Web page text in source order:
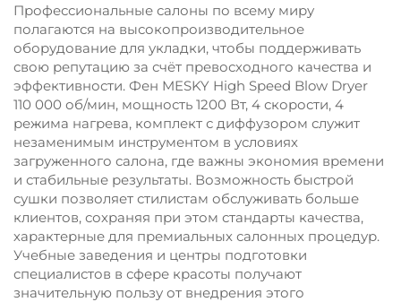
Профессиональные салоны по всему миру
полагаются на высокопроизводительное
оборудование для укладки, чтобы поддерживать
свою репутацию за счёт превосходного качества и
эффективности. Фен MESKY High Speed Blow Dryer
110 000 об/мин, мощность 1200 Вт, 4 скорости, 4
режима нагрева, комплект с диффузором служит
незаменимым инструментом в условиях
загруженного салона, где важны экономия времени
и стабильные результаты. Возможность быстрой
сушки позволяет стилистам обслуживать больше
клиентов, сохраняя при этом стандарты качества,
характерные для премиальных салонных процедур.
Учебные заведения и центры подготовки
специалистов в сфере красоты получают
значительную пользу от внедрения этого